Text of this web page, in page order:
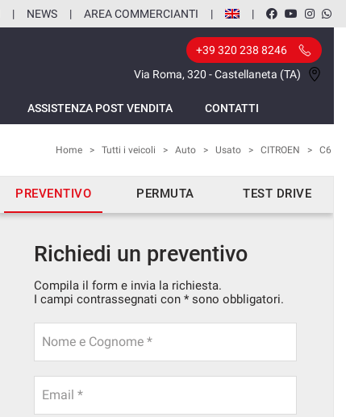
NEWS AREA COMMERCIANTI
+39 320 238 8246
Via Roma, 320 - Castellaneta (TA)
ASSISTENZA POST VENDITA CONTATTI
Home > Tutti i veicoli > Auto > Usato > CITROEN > C6
PREVENTIVO PERMUTA TEST DRIVE
Richiedi un preventivo
Compila il form e invia la richiesta.
I campi contrassegnati con * sono obbligatori.
Nome e Cognome *
Email *